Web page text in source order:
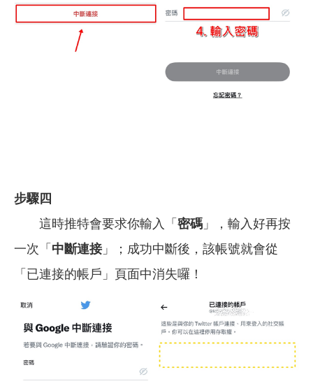
步驟四
這時推特會要求你輸入「 密碼 」，輸入好再按
一次「 中斷連接」；成功中斷後，該帳號就會從
「已連接的帳戶」頁面中消失囉！